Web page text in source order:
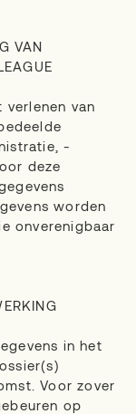
VAN
van
-
deze
worden
onverenigbaar
in het
Voor zover
op